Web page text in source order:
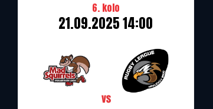
6. kolo
21.09.2025 14:00